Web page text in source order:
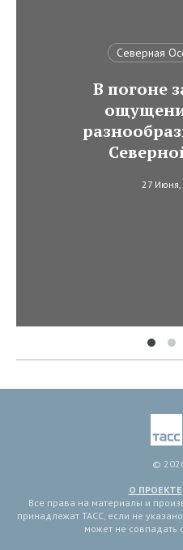
Северная
В погоне
27 Июня,
©
О ПРОЕКТЕ
Все права на материалы и
принадлежат ТАСС, если не
может не совпадать